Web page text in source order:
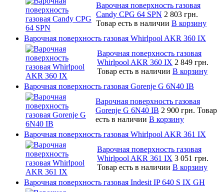
Варочная поверхность газовая
Candy CPG 64 SPN 2 803 грн.
Товар есть в наличии В корзину
Варочная поверхность газовая Whirlpool AKR 360 IX
Варочная поверхность газовая
Whirlpool AKR 360 IX 2 849 грн.
Товар есть в наличии В корзину
Варочная поверхность газовая Gorenje G 6N40 IB
Варочная поверхность газовая
Gorenje G 6N40 IB 2 900 грн. Товар
есть в наличии В корзину
Варочная поверхность газовая Whirlpool AKR 361 IX
Варочная поверхность газовая
Whirlpool AKR 361 IX 3 051 грн.
Товар есть в наличии В корзину
Варочная поверхность газовая Indesit IP 640 S IX GH